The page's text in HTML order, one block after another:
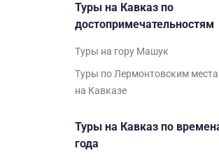
Туры на Кавказ по
достопримечательностям
Туры на гору Машук
Туры по Лермонтовским
на Кавказе
Туры на Кавказ по
года